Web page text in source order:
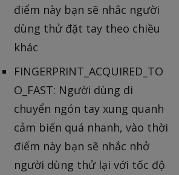
điểm này bạn sẽ nhắc người
dùng thử đặt tay theo chiều
khác
FINGERPRINT_ACQUIRED_TO
O_FAST: Người dùng di
chuyển ngón tay xung quanh
cảm biến quá nhanh, vào thời
điểm này bạn sẽ nhắc nhở
người dùng thử lại với tốc độ